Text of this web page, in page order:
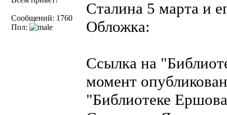
Сообщений: 1760
Пол:
Сталина 5 марта и
Обложка:
Ссылка на
момент
"Библиотеке